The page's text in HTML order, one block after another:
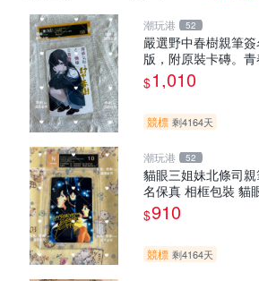
潮玩港 52
嚴選野中春樹親筆
版，附原裝卡磚。
時代、探案主題 現
$1,010
競標 剩4164天
潮玩港 52
貓眼三姐妹北條司
名保真 相框包裝 貓
貓眼三姐妹 簽名照
$910
競標 剩4164天